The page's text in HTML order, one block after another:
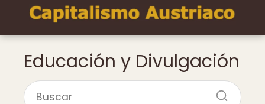
Educación y Divulgación